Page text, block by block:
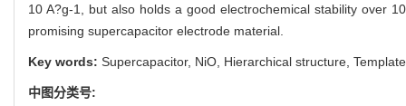
10 A?g-1, but also holds a good electrochemical stability over
promising supercapacitor electrode material.
Key words: Supercapacitor, NiO, Hierarchical structure,
中图分类号: